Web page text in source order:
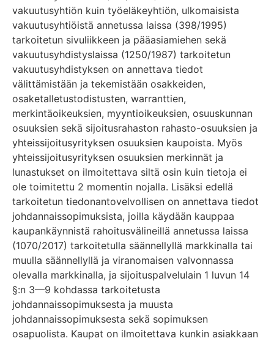
vakuutusyhtiön kuin työeläkeyhtiön, ulkomaisista
vakuutusyhtiöistä annetussa laissa (398/1995)
tarkoitetun sivuliikkeen ja pääasiamiehen sekä
vakuutusyhdistyslaissa (1250/1987) tarkoitetun
vakuutusyhdistyksen on annettava tiedot
välittämistään ja tekemistään osakkeiden,
osaketalletustodistusten, warranttien,
merkintäoikeuksien, myyntioikeuksien, osuuskunnan
osuuksien sekä sijoitusrahaston rahasto-osuuksien ja
yhteissijoitusyrityksen osuuksien kaupoista. Myös
yhteissijoitusyrityksen osuuksien merkinnät ja
lunastukset on ilmoitettava siltä osin kuin tietoja ei
ole toimitettu 2 momentin nojalla. Lisäksi edellä
tarkoitetun tiedonantovelvollisen on annettava tiedot
johdannaissopimuksista, joilla käydään kauppaa
kaupankäynnistä rahoitusvälineillä annetussa laissa
(1070/2017) tarkoitetulla säännellyllä markkinalla tai
muulla säännellyllä ja viranomaisen valvonnassa
olevalla markkinalla, ja sijoituspalvelulain 1 luvun 14
§:n 3—9 kohdassa tarkoitetusta
johdannaissopimuksesta ja muusta
johdannaissopimuksesta sekä sopimuksen
osapuolista. Kaupat on ilmoitettava kunkin asiakkaan